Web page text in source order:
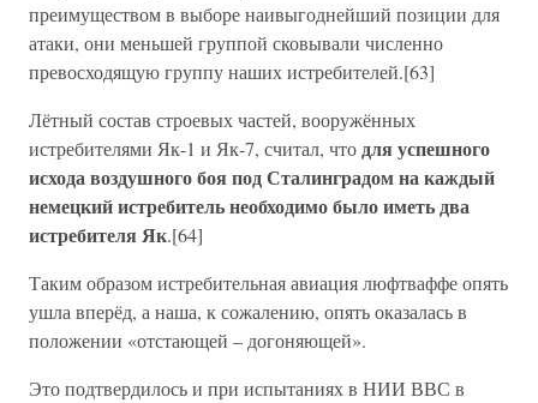
преимуществом в выборе наивыгоднейший позиции для
атаки, они меньшей группой сковывали численно
превосходящую группу наших истребителей.[63]
Лётный состав строевых частей, вооружённых
истребителями Як-1 и Як-7, считал, чтодля успешного
исхода воздушного боя под Сталинградом на каждый
немецкий истребитель необходимо было иметь два
истребителя Як.[64]
Таким образом истребительная авиация люфтваффе опять
ушла вперёд, а наша, к сожалению, опять оказалась в
положении «отстающей – догоняющей».
Это подтвердилось и при испытаниях в НИИ ВВС в